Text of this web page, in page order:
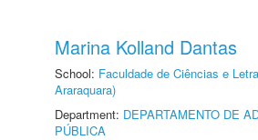
Marina Kolland Dantas
School: Faculdade de Ciências e
Araraquara)
Department: DEPARTAMENTO DE
PÚBLICA